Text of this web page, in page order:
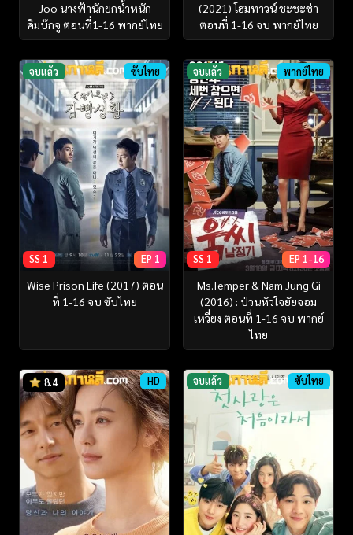
Joo นางฟ้านักยกน้ำหนัก
คิมบ๊กจู ตอนที่1-16 พากย์ไทย
(2021) โฮมทาวน์ ชะชะช่า
ตอนที่ 1-16 จบ พากย์ไทย
จบแล้ว ซับไทย
SS 1 EP 1
Wise Prison Life (2017) ตอน
ที่ 1-16 จบ ซับไทย
จบแล้ว พากย์ไทย
SS 1 EP 1-16
Ms.Temper & Nam Jung Gi
(2016) : ป่วนหัวใจยัยจอม
เหวี่ยง ตอนที่ 1-16 จบ พากย์
ไทย
8.4 HD จบแล้ว ซับไทย